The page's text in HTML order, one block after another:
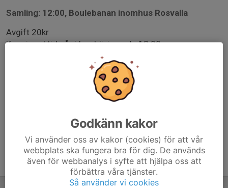
Samling: 12:00, Boulebanan inomhus Rosvalla
Avgift 20kr
Kom i god tid så vi kan börja spela 12:00
Godkänn kakor
Vi använder oss av kakor (cookies) för att vår
webbplats ska fungera bra för dig. De används
även för webbanalys i syfte att hjälpa oss att
förbättra våra tjänster.
Så använder vi cookies